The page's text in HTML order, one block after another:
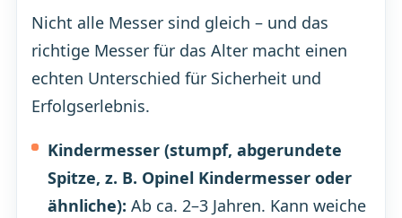
Nicht alle Messer sind gleich – und das
richtige Messer für das Alter macht einen
echten Unterschied für Sicherheit und
Erfolgserlebnis.
Kindermesser (stumpf, abgerundete
Spitze, z. B. Opinel Kindermesser oder
ähnliche): Ab ca. 2–3 Jahren. Kann weiche